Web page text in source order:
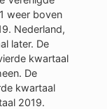
weer boven
Nederland,
later. De
kwartaal
De
kwartaal
2019.